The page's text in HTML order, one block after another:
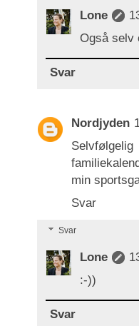
Lone
Også selv
Svar
Nordjyden
min
Svar
Svar
Lone
:-))
Svar